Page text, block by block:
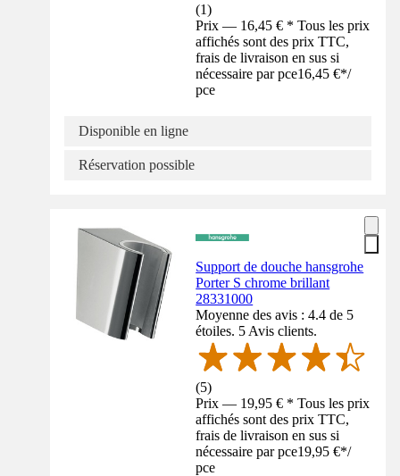
(1)
Prix — 16,45 € * Tous les prix
affichés sont des prix TTC,
frais de livraison en sus si
nécessaire par pce16,45 €*/
pce
Disponible en ligne
Réservation possible
Support de douche hansgrohe
Porter S chrome brillant
28331000
Moyenne des avis : 4.4 de 5
étoiles. 5 Avis clients.
(5)
Prix — 19,95 € * Tous les prix
affichés sont des prix TTC,
frais de livraison en sus si
nécessaire par pce19,95 €*/
pce